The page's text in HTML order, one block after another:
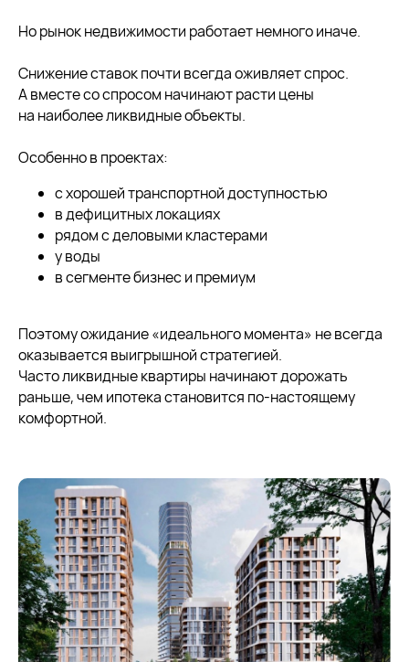
Но рынок недвижимости работает немного иначе.
Снижение ставок почти всегда оживляет спрос.
А вместе со спросом начинают расти цены
на наиболее ликвидные объекты.
Особенно в проектах:
с хорошей транспортной доступностью
в дефицитных локациях
рядом с деловыми кластерами
у воды
в сегменте бизнес и премиум
Поэтому ожидание «идеального момента» не всегда
оказывается выигрышной стратегией.
Часто ликвидные квартиры начинают дорожать
раньше, чем ипотека становится по-настоящему
комфортной.
политикой конфиденциальности
Похожие статьи